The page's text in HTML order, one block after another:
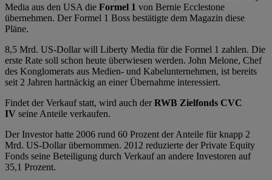
Media aus den USA die Formel 1 von Bernie Ecclestone
übernehmen. Der Formel 1 Boss bestätigte dem Magazin diese
Pläne.
8,5 Mrd. US-Dollar will Liberty Media für die Formel 1 zahlen. Die
erste Rate soll schon heute überwiesen werden. John Melone, Chef
des Konglomerats aus Medien- und Kabelunternehmen, ist bereits
seit 2 Jahren hartnäckig an einer Übernahme interessiert.
Findet der Verkauf statt, wird auch derRWB Zielfonds CVC
IV seine Anteile verkaufen.
Der Investor hatte 2006 rund 60 Prozent der Anteile für knapp 2
Mrd. US-Dollar übernommen. 2012 reduzierte der Private Equity
Fonds seine Beteiligung durch Verkauf an andere Investoren auf
35,1 Prozent.